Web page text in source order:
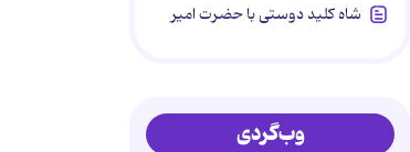
شاه کلید دوستی با حضرت امیر
وب‌گردی